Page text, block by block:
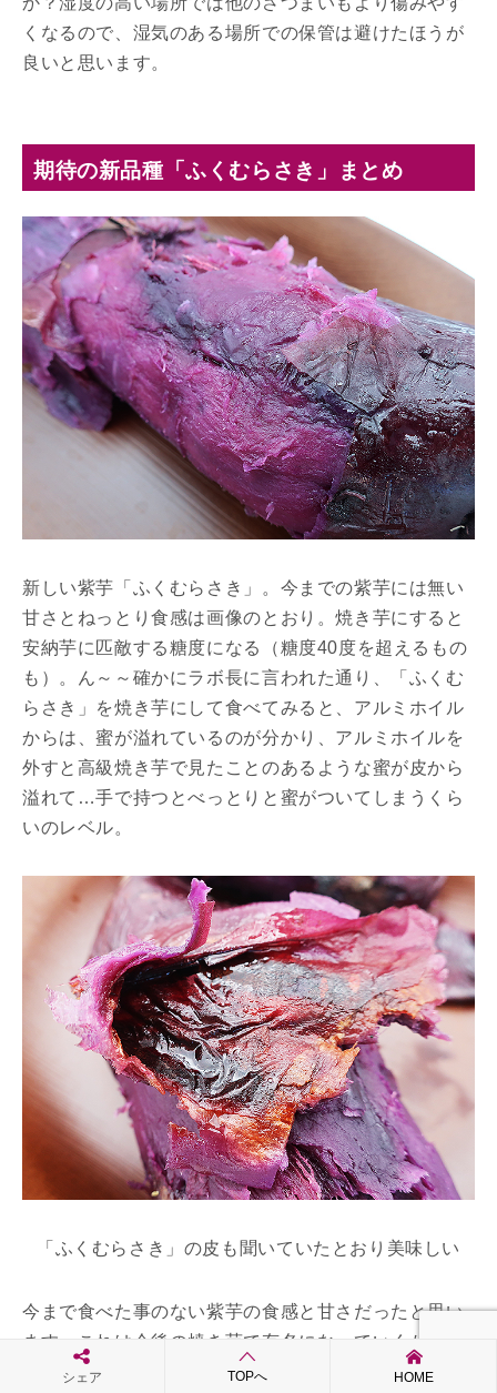
くなるので、湿気のある場所での保管は避けたほうが
良いと思います。
期待の新品種「ふくむらさき」まとめ
新しい紫芋「ふくむらさき」。今までの紫芋には無い
甘さとねっとり食感は画像のとおり。焼き芋にすると
安納芋に匹敵する糖度になる（糖度40度を超えるもの
も）。ん～～確かにラボ長に言われた通り、「ふくむ
らさき」を焼き芋にして食べてみると、アルミホイル
からは、蜜が溢れているのが分かり、アルミホイルを
外すと高級焼き芋で見たことのあるような蜜が皮から
溢れて…手で持つとべっとりと蜜がついてしまうくら
いのレベル。
「ふくむらさき」の皮も聞いていたとおり美味しい
今まで食べた事のない紫芋の食感と甘さだったと思い
ます。これは今後の焼き芋で有名になっていくかも。
一足お先に知っておくというのはさつまいも・焼き芋
シェア TOPへ HOME